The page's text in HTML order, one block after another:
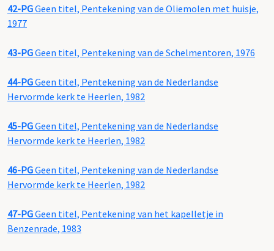
42-PGGeen titel, Pentekening van de Oliemolen met huisje,
1977
43-PGGeen titel, Pentekening van de Schelmentoren, 1976
44-PGGeen titel, Pentekening van de Nederlandse
Hervormde kerk te Heerlen, 1982
45-PGGeen titel, Pentekening van de Nederlandse
Hervormde kerk te Heerlen, 1982
46-PGGeen titel, Pentekening van de Nederlandse
Hervormde kerk te Heerlen, 1982
47-PGGeen titel, Pentekening van het kapelletje in
Benzenrade, 1983